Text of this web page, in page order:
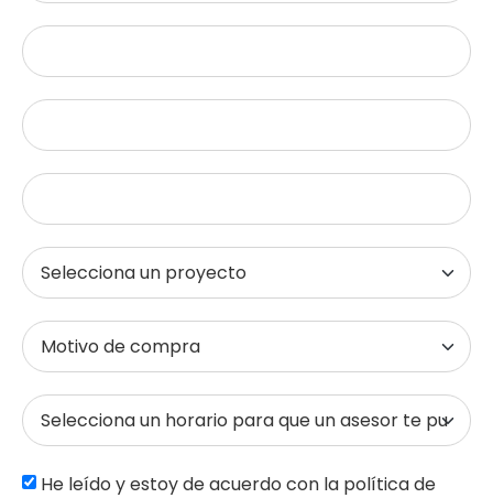
He leído y estoy de acuerdo con la política de